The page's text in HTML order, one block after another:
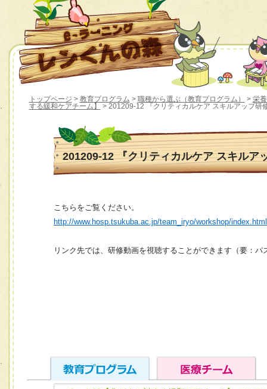
トップページ > 教育プログラム > 職種から選ぶ（教育プログラム） > 栄
する緩和ケアチーム】
> 201209-12 『クリティカルケア スキルアップ研
201209-12 『クリティカルケア スキルア
こちらをご覧ください。
http://www.hosp.tsukuba.ac.jp/team_iryo/workshop/
リンク先では、研修動画を視聴することができます（要：パ